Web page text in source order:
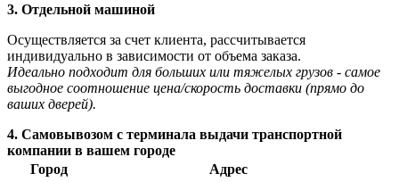
3. Отдельной машиной
Осуществляется за счет клиента, рассчитывается
индивидуально в зависимости от объема заказа.
Идеально подходит для больших или тяжелых грузов - самое
выгодное соотношение цена/скорость доставки (прямо до
ваших дверей).
4. Самовывозом с терминала выдачи транспортной
компании в вашем городе
Город
Адрес